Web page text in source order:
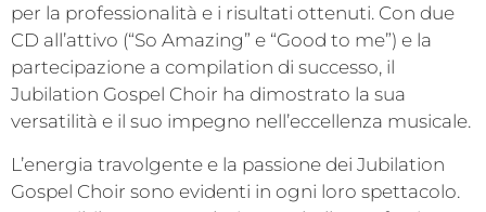
per la professionalità e i risultati ottenuti. Con due
CD all’attivo (“So Amazing” e “Good to me”) e la
partecipazione a compilation di successo, il
Jubilation Gospel Choir ha dimostrato la sua
versatilità e il suo impegno nell’eccellenza musicale.
L’energia travolgente e la passione dei Jubilation
Gospel Choir sono evidenti in ogni loro spettacolo.